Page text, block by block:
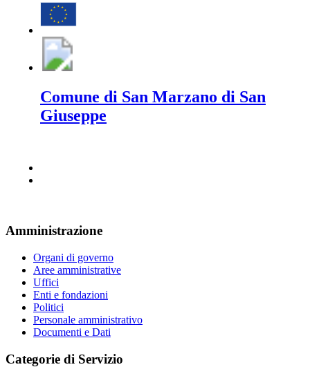
Comune di San Marzano di San
Giuseppe
Amministrazione
Organi di governo
Aree amministrative
Uffici
Enti e fondazioni
Politici
Personale amministrativo
Documenti e Dati
Categorie di Servizio